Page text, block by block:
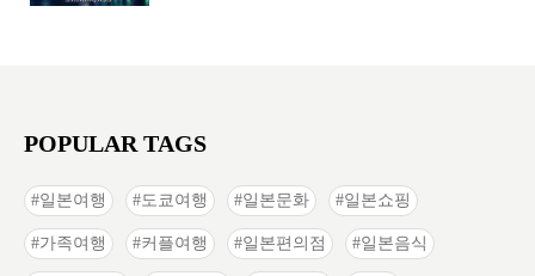
POPULAR TAGS
일본여행 도쿄여행 일본문화 일본쇼핑
가족여행 커플여행 일본편의점 일본음식